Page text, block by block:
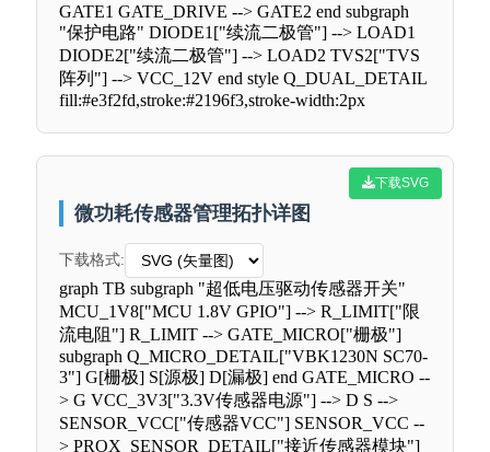
GATE1 GATE_DRIVE --> GATE2 end subgraph
"保护电路" DIODE1["续流二极管"] --> LOAD1
DIODE2["续流二极管"] --> LOAD2 TVS2["TVS
阵列"] --> VCC_12V end style Q_DUAL_DETAIL
fill:#e3f2fd,stroke:#2196f3,stroke-width:2px
下载SVG
微功耗传感器管理拓扑详图
下载格式:
graph TB subgraph "超低电压驱动传感器开关"
MCU_1V8["MCU 1.8V GPIO"] --> R_LIMIT["限
流电阻"] R_LIMIT --> GATE_MICRO["栅极"]
subgraph Q_MICRO_DETAIL["VBK1230N SC70-
3"] G[栅极] S[源极] D[漏极] end GATE_MICRO --
> G VCC_3V3["3.3V传感器电源"] --> D S -->
SENSOR_VCC["传感器VCC"] SENSOR_VCC --
> PROX_SENSOR_DETAIL["接近传感器模块"]